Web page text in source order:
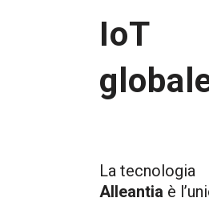
IoT
La tecnologia
Alleantia è